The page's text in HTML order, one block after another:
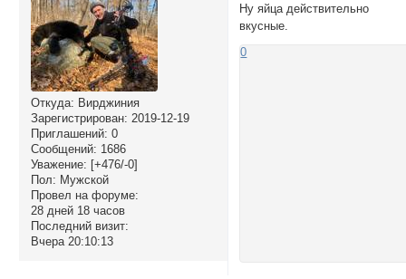
Откуда: Вирджиния
Зарегистрирован: 2019-12-19
Приглашений: 0
Сообщений: 1686
Уважение: [+476/-0]
Пол: Мужской
Провел на форуме:
28 дней 18 часов
Последний визит:
Вчера 20:10:13
Ну яйца действительно
вкусные.
0